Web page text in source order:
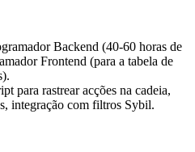
Backend (40-60 horas de
Frontend (para a tabela de
para rastrear acções na cadeia,
integração com filtros Sybil.